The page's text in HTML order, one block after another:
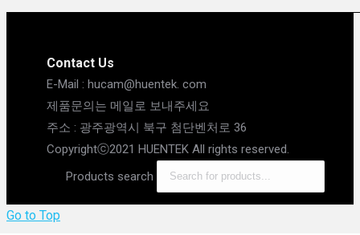
Contact Us
E-Mail : hucam@huentek. com
제품문의는 메일로 보내주세요
주소 : 광주광역시 북구 첨단벤처로 36
Copyrightⓒ2021 HUENTEK All rights reserved.
Products search
Go to Top